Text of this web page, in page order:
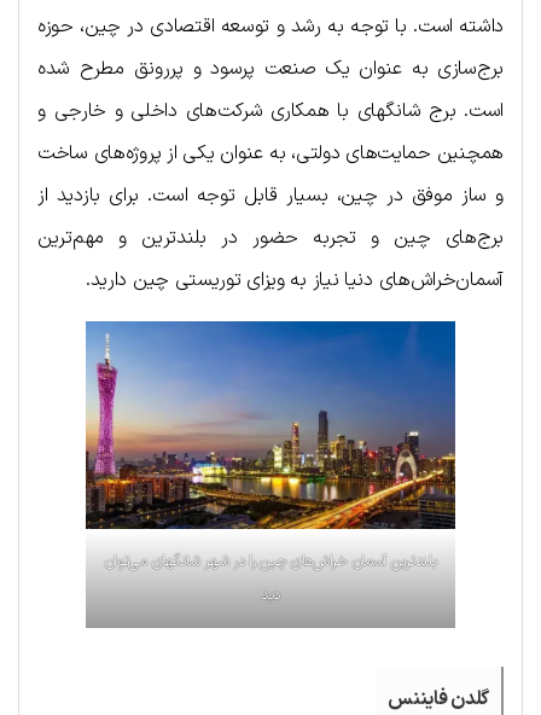
داشته است. با توجه به رشد و توسعه اقتصادی در چین، حوزه
برج‌سازی به عنوان یک صنعت پرسود و پررونق مطرح شده
است. برج شانگهای با همکاری شرکت‌های داخلی و خارجی و
همچنین حمایت‌های دولتی، به عنوان یکی از پروژه‌های ساخت
و ساز موفق در چین، بسیار قابل توجه است. برای بازدید از
برج‌های چین و تجربه حضور در بلندترین و مهم‌ترین
آسمان‌خراش‌های دنیا نیاز به ویزای توریستی چین دارید.
بلندتربن آسمان خراش‌های چین را در شهر شانگهای می‌توان
دید
گلدن فایننس